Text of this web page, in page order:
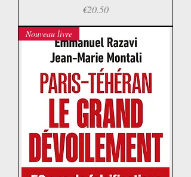
Price
€20.50
Nouveau livre